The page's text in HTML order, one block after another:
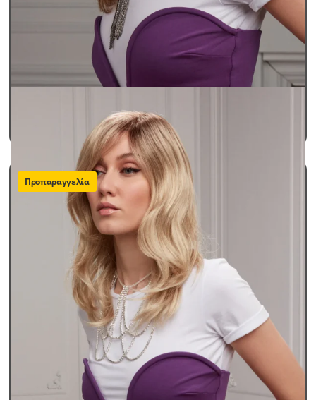
Περούκες Γυναικείες
Περούκες Παθήσεων Lux
490,00
ΠΡΟΣΘΗΚΗ ΣΤΟ ΚΑΛΑΘΙ
Προπαραγγελία